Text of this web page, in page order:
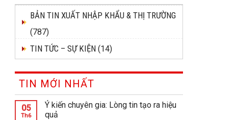
BẢN TIN XUẤT NHẬP KHẨU & THỊ TRƯỜNG
(787)
TIN TỨC – SỰ KIỆN (14)
TIN MỚI NHẤT
05
Th6
Ý kiến chuyên gia: Lòng tin tạo ra hiệu
quả